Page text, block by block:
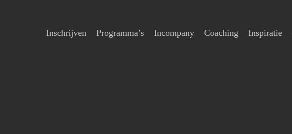
Inschrijven Programma’s Incompany Coaching Inspiratie